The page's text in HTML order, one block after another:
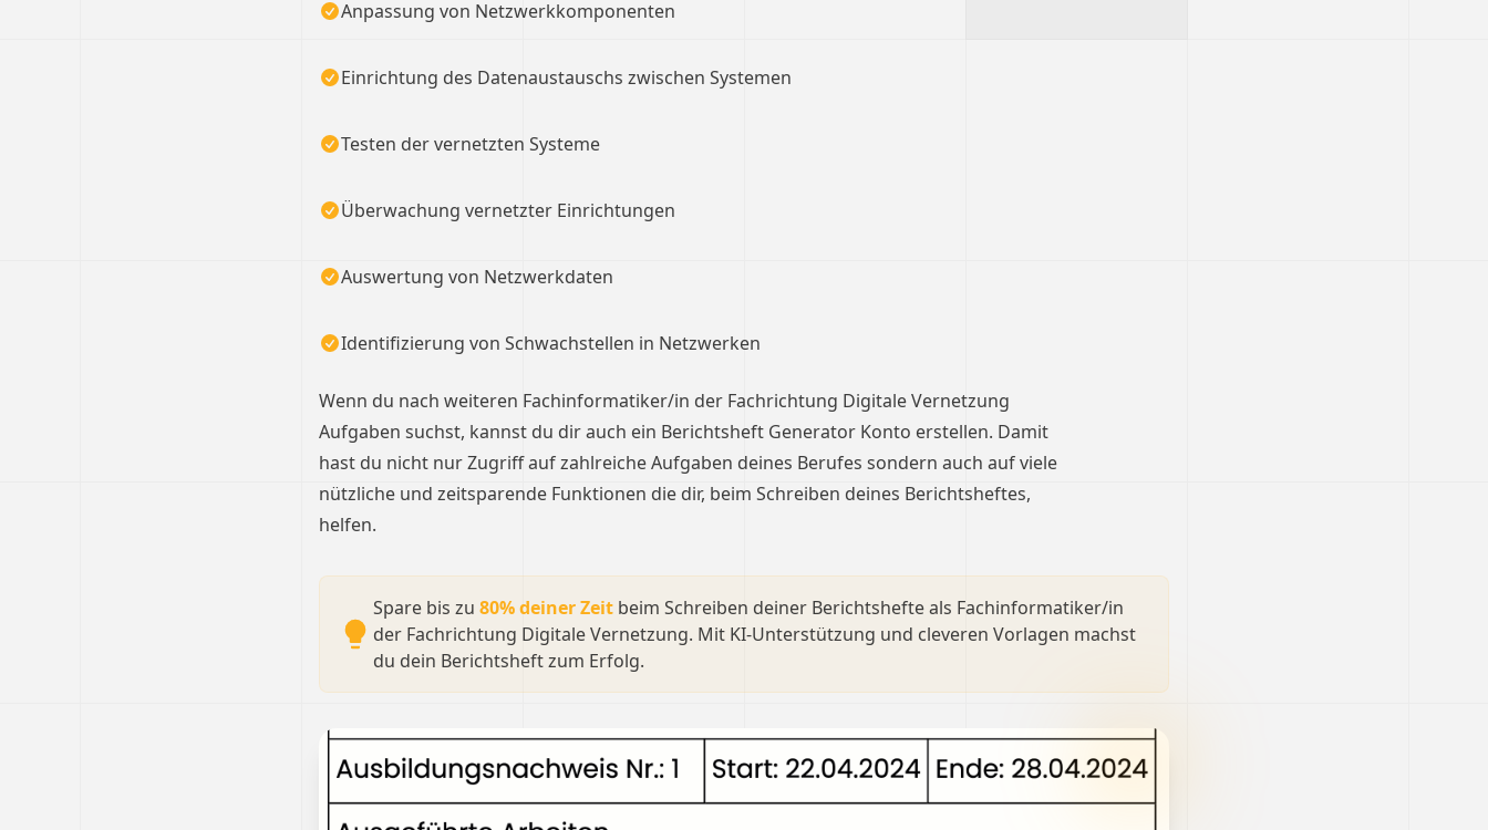
Anpassung von Netzwerkkomponenten
Einrichtung des Datenaustauschs zwischen Systemen
Testen der vernetzten Systeme
Überwachung vernetzter Einrichtungen
Auswertung von Netzwerkdaten
Identifizierung von Schwachstellen in Netzwerken
Wenn du nach weiteren Fachinformatiker/in der Fachrichtung Digitale Vernetzung
Aufgaben suchst, kannst du dir auch ein Berichtsheft Generator Konto erstellen. Damit
hast du nicht nur Zugriff auf zahlreiche Aufgaben deines Berufes sondern auch auf viele
nützliche und zeitsparende Funktionen die dir, beim Schreiben deines Berichtsheftes,
helfen.
Spare bis zu 80% deiner Zeit beim Schreiben deiner Berichtshefte als Fachinformatiker/in
der Fachrichtung Digitale Vernetzung. Mit KI-Unterstützung und cleveren Vorlagen machst
du dein Berichtsheft zum Erfolg.